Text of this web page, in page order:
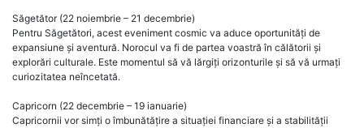
Săgetător (22 noiembrie – 21 decembrie)
Pentru Săgetători, acest eveniment cosmic va aduce oportunități de
expansiune și aventură. Norocul va fi de partea voastră în călătorii și
explorări culturale. Este momentul să vă lărgiți orizonturile și să vă urmați
curiozitatea neîncetată.
Capricorn (22 decembrie – 19 ianuarie)
Capricornii vor simți o îmbunătățire a situației financiare și a stabilității